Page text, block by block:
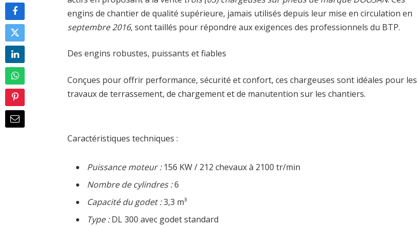
engins de chantier de qualité supérieure, jamais utilisés depuis leur mise en circulation en
septembre 2016, sont taillés pour répondre aux exigences des professionnels du BTP.
Des engins robustes, puissants et fiables
Conçues pour offrir performance, sécurité et confort, ces chargeuses sont idéales pour les
travaux de terrassement, de chargement et de manutention sur les chantiers.
Caractéristiques techniques :
Puissance moteur :156 KW / 212 chevaux à 2100 tr/min
Nombre de cylindres :6
Capacité du godet :3,3 m³
Type :DL 300 avec godet standard